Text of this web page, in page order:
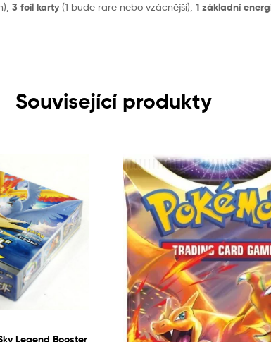
3 foil karty (1 bude rare nebo vzácnější), 1 základní
Související produkty
Legend Booster